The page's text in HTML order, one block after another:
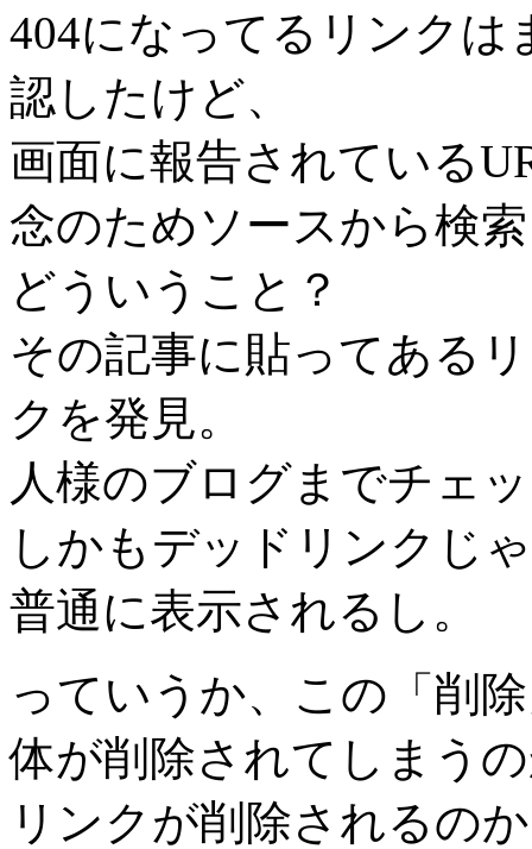
404になってるリンクは
認したけど、
画面に報告されている
念のためソースから検
どういうこと？
その記事に貼ってある
クを発見。
人様のブログまでチェ
しかもデッドリンクじ
普通に表示されるし。
っていうか、この「削
体が削除されてしまう
リンクが削除されるの